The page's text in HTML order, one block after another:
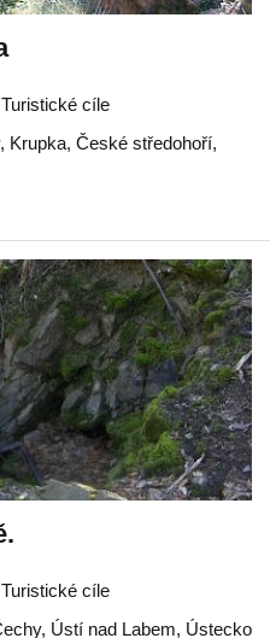
cíle
, Krupka, České středohoří,
cíle
, Ústí nad Labem, Ústecko